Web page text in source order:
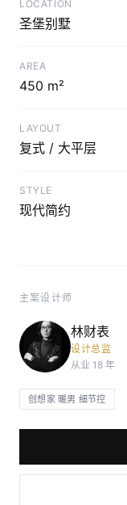
LOCATION
圣堡别墅
AREA
450 m²
LAYOUT
复式 / 大平层
STYLE
现代简约
主案设计师
林财表
设计总监
从业 18 年
创想家 暖男 细节控